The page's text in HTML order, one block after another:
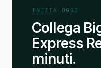
INIZIA OGGI
Collega
Express
minuti.